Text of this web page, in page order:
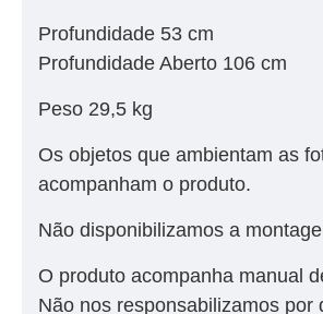
Profundidade 53 cm
Profundidade Aberto 106 cm
Peso 29,5 kg
Os objetos que ambientam as
acompanham o produto.
Não disponibilizamos a
O produto acompanha manual
Não nos responsabilizamos por